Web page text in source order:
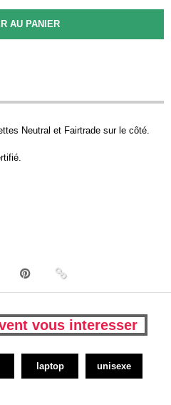
Neutral et Fairtrade sur le côté.
vous interesser
laptop unisexe